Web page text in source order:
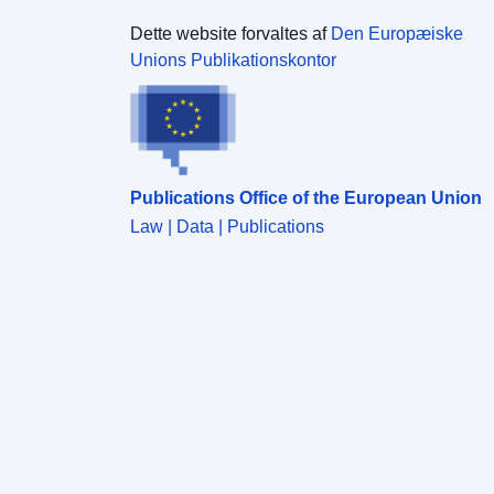
Dette website forvaltes af Den Europæiske
Unions Publikationskontor
Publications Office of the European Union
Law | Data | Publications